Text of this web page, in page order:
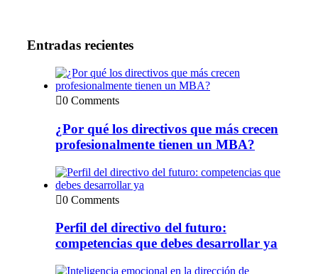
Entradas recientes
0 Comments
¿Por qué los directivos que más crecen
profesionalmente tienen un MBA?
0 Comments
Perfil del directivo del futuro:
competencias que debes desarrollar ya